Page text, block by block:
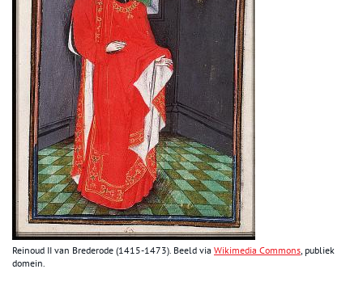
Reinoud II van Brederode (1415-1473). Beeld via Wikimedia Commons , publiek
domein.